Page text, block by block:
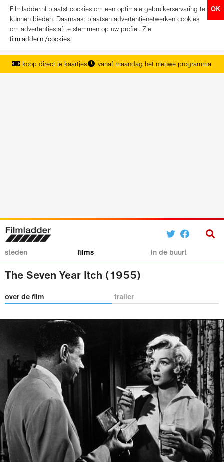
OK
Filmladder.nl plaatst cookies om een optimale gebruikerservaring te
kunnen bieden. Daarnaast plaatsen advertentienetwerken cookies
om advertenties af te stemmen op uw profiel. Zie
filmladder.nl/cookies.
koop direct je kaartjes
vanaf maandag het nieuwe programma
het complete overzicht van Nederland
steden films in de buurt
The Seven Year Itch (1955)
over de film trailer